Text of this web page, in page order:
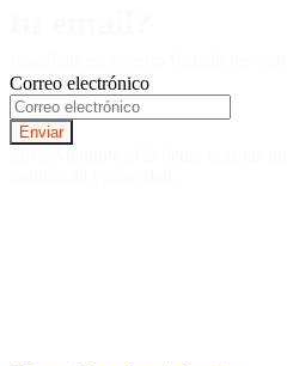
Correo electrónico